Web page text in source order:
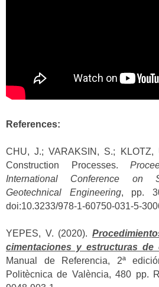
References:
CHU, J.; VARAKSIN, S.; KLOTZ,
Construction Processes.
International Conference on
Geotechnical Engineering, pp.
doi:10.3233/978-1-60750-031-5-
YEPES, V. (2020).
cimentaciones y estructuras de
Manual de Referencia, 2ª
Politècnica de València, 480 pp.